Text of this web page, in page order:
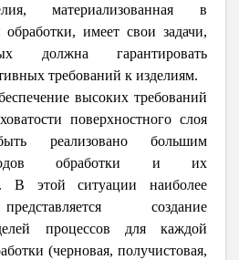
материализованная в
имеет свои задачи,
должна гарантировать
требований к изделиям.
высоких требований
поверхностного слоя
реализовано большим
обработки и их
В этой ситуации наиболее
создание
процессов для каждой
(черновая, получистовая,